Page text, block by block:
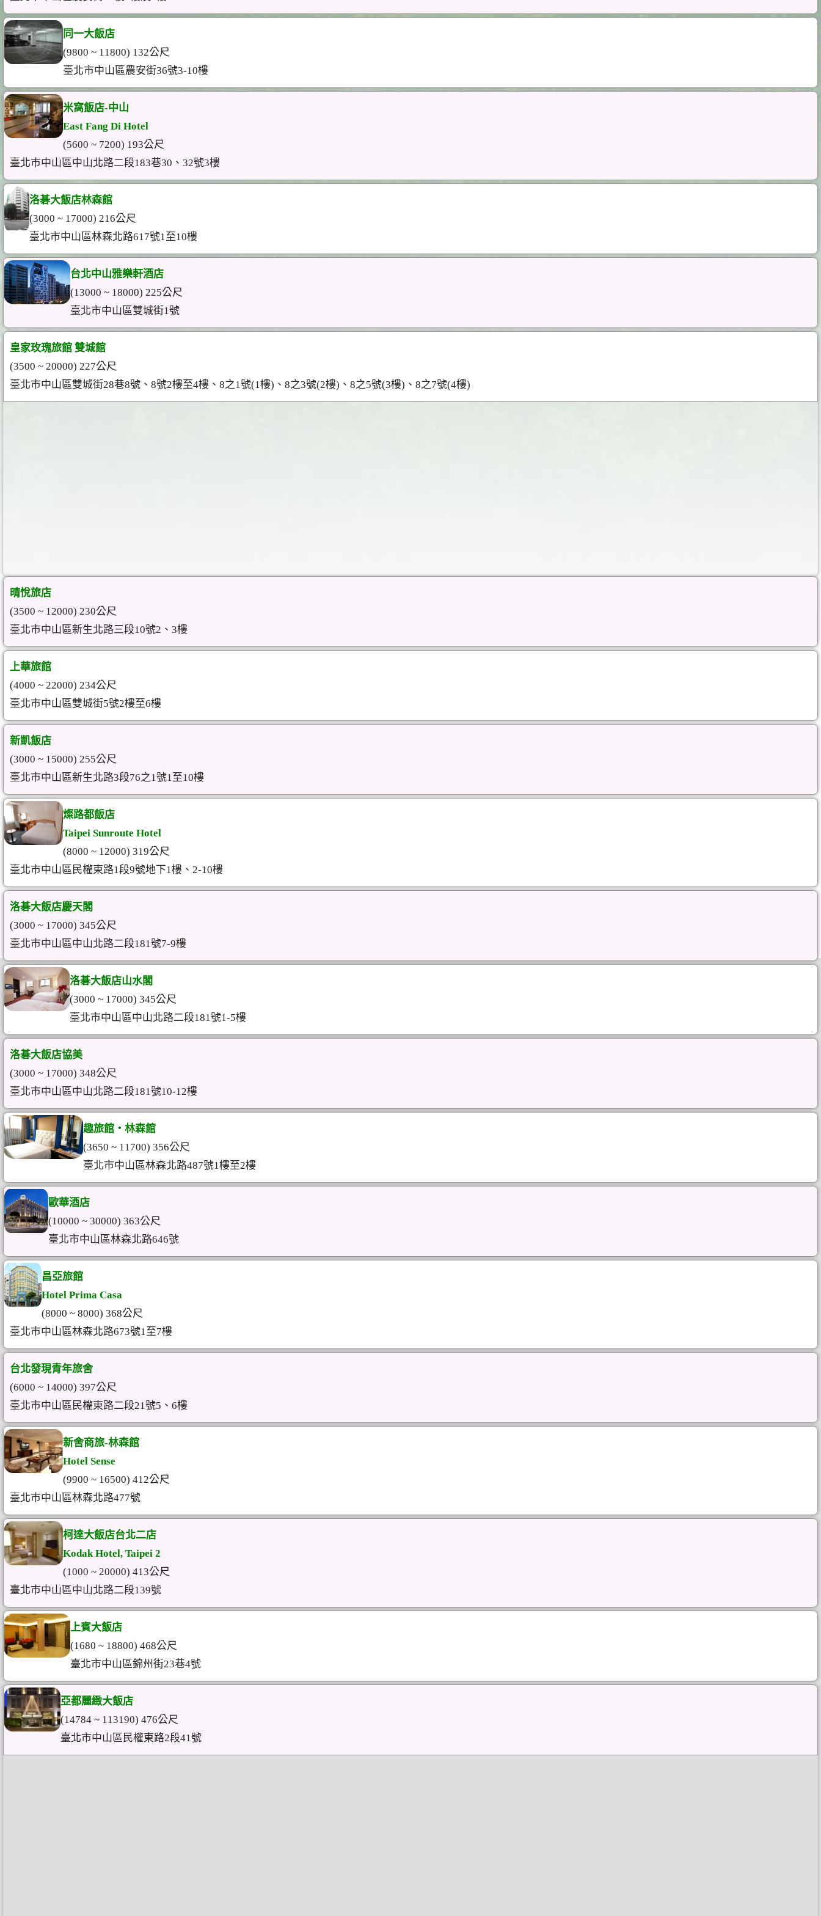
同一大飯店
(9800 ~ 11800) 132公尺
臺北市中山區農安街36號3-10樓
米窩飯店-中山
East Fang Di Hotel
(5600 ~ 7200) 193公尺
臺北市中山區中山北路二段183巷30、32號3樓
洛碁大飯店林森館
(3000 ~ 17000) 216公尺
臺北市中山區林森北路617號1至10樓
台北中山雅樂軒酒店
(13000 ~ 18000) 225公尺
臺北市中山區雙城街1號
皇家玫瑰旅館 雙城館
(3500 ~ 20000) 227公尺
臺北市中山區雙城街28巷8號、8號2樓至4樓、8之1號(1樓)、8之3號(2樓)、8之5號(3樓)、8之7號(4樓)
晴悅旅店
(3500 ~ 12000) 230公尺
臺北市中山區新生北路三段10號2、3樓
上華旅館
(4000 ~ 22000) 234公尺
臺北市中山區雙城街5號2樓至6樓
新凱飯店
(3000 ~ 15000) 255公尺
臺北市中山區新生北路3段76之1號1至10樓
燦路都飯店
Taipei Sunroute Hotel
(8000 ~ 12000) 319公尺
臺北市中山區民權東路1段9號地下1樓、2-10樓
洛碁大飯店慶天閣
(3000 ~ 17000) 345公尺
臺北市中山區中山北路二段181號7-9樓
洛碁大飯店山水閣
(3000 ~ 17000) 345公尺
臺北市中山區中山北路二段181號1-5樓
洛碁大飯店協美
(3000 ~ 17000) 348公尺
臺北市中山區中山北路二段181號10-12樓
趣旅館‧林森館
(3650 ~ 11700) 356公尺
臺北市中山區林森北路487號1樓至2樓
歐華酒店
(10000 ~ 30000) 363公尺
臺北市中山區林森北路646號
昌亞旅館
Hotel Prima Casa
(8000 ~ 8000) 368公尺
臺北市中山區林森北路673號1至7樓
台北發現青年旅舍
(6000 ~ 14000) 397公尺
臺北市中山區民權東路二段21號5、6樓
新舍商旅-林森館
Hotel Sense
(9900 ~ 16500) 412公尺
臺北市中山區林森北路477號
柯達大飯店台北二店
Kodak Hotel, Taipei 2
(1000 ~ 20000) 413公尺
臺北市中山區中山北路二段139號
上賓大飯店
(1680 ~ 18800) 468公尺
臺北市中山區錦州街23巷4號
亞都麗緻大飯店
(14784 ~ 113190) 476公尺
臺北市中山區民權東路2段41號